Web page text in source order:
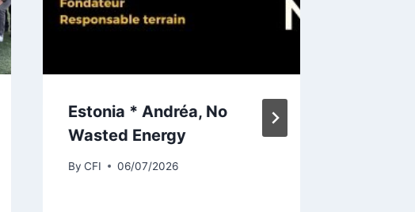
Estonia * Andréa, No
Wasted Energy
By CFI 06/07/2026